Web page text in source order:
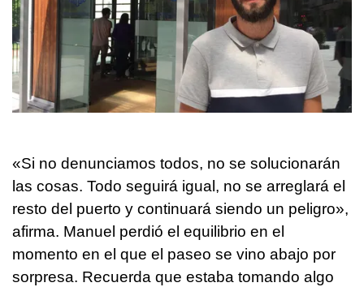
«Si no denunciamos todos, no se solucionarán
las cosas. Todo seguirá igual, no se arreglará el
resto del puerto y continuará siendo un peligro»,
afirma. Manuel perdió el equilibrio en el
momento en el que el paseo se vino abajo por
sorpresa. Recuerda que estaba tomando algo